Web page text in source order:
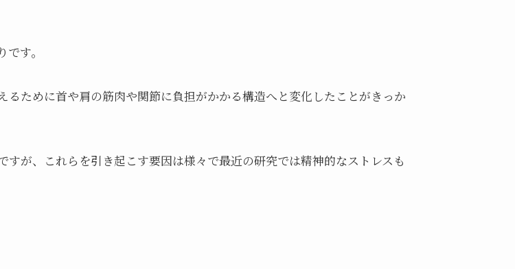
す。
ために首や肩の筋肉や関節に負担がかかる構造へと変化したことがきっか
が、これらを引き起こす要因は様々で最近の研究では精神的なストレスも